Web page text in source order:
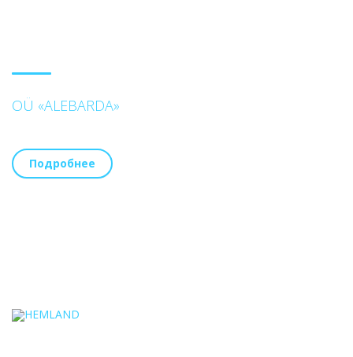
OÜ «ALEBARDA»
Подробнее